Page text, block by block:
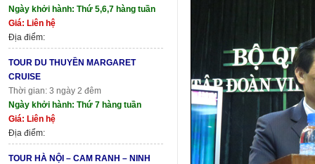
Ngày khởi hành: Thứ 5,6,7 hàng tuần
Giá: Liên hệ
Địa điểm:
TOUR DU THUYỀN MARGARET
CRUISE
Thời gian: 3 ngày 2 đêm
Ngày khởi hành: Thứ 7 hàng tuần
Giá: Liên hệ
Địa điểm:
TOUR HÀ NỘI – CAM RANH – NINH